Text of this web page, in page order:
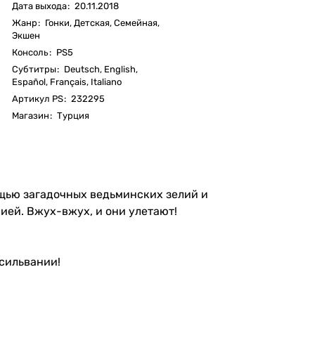
Дата выхода: 20.11.2018
Жанр: Гонки, Детская, Семейная,
Экшен
Консоль: PS5
Субтитры: Deutsch, English,
Español, Français, Italiano
Артикул PS: 232295
Магазин: Турция
загадочных ведьминских зелий и
Вжух-вжух, и они улетают!